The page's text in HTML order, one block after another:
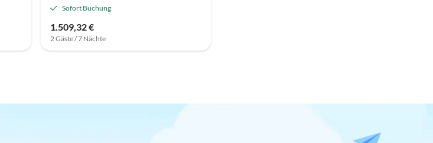
Sofort Buchung
1.509,32 €
2 Gäste / 7 Nächte